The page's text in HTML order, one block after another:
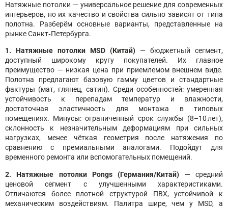
Натяжные потолки — универсальное решение для современных
интерьеров, но их качество и свойства сильно зависят от типа
полотна. Разберём основные варианты, представленные на
рынке Санкт‑Петербурга.
1. Натяжные потолки MSD (Китай) — бюджетный сегмент,
доступный широкому кругу покупателей. Их главное
преимущество — низкая цена при приемлемом внешнем виде.
Полотна предлагают базовую гамму цветов и стандартные
фактуры (мат, глянец, сатин). Среди особенностей: умеренная
устойчивость к перепадам температур и влажности,
достаточная эластичность для монтажа в типовых
помещениях. Минусы: ограниченный срок службы (8–10 лет),
склонность к незначительным деформациям при сильных
нагрузках, менее чёткая геометрия после натяжения по
сравнению с премиальными аналогами. Подойдут для
временного ремонта или вспомогательных помещений.
2. Натяжные потолки Pongs (Германия/Китай) — средний
ценовой сегмент с улучшенными характеристиками.
Отличаются более плотной структурой ПВХ, устойчивой к
механическим воздействиям. Палитра шире, чем у MSD, а